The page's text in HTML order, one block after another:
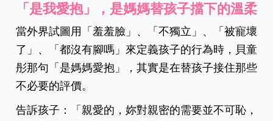
「是我愛抱」，是媽媽替孩子擋下的溫柔
當外界試圖用「羞羞臉」、「不獨立」、「被寵壞
了」、「都沒有腳嗎」來定義孩子的行為時，貝童
彤那句「是媽媽愛抱」，其實是在替孩子接住那些
不必要的評價。
告訴孩子：「親愛的，妳對親密的需要並不可恥，